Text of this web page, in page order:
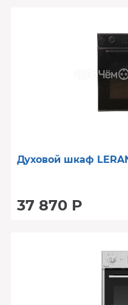
Духовой шкаф
37 870 Р